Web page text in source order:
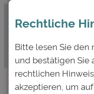
Inhalt
Rechtliche
Bitte lesen Sie
und bestätigen Sie
rechtlichen
akzeptieren, um